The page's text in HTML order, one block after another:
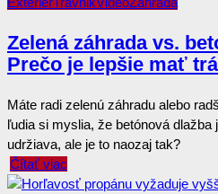
Zelená záhrada vs.
Prečo je lepšie mať
Máte radi zelenú záhradu alebo
ľudia si myslia, že betónová
udržiava, ale je to naozaj tak?
Čítať viac